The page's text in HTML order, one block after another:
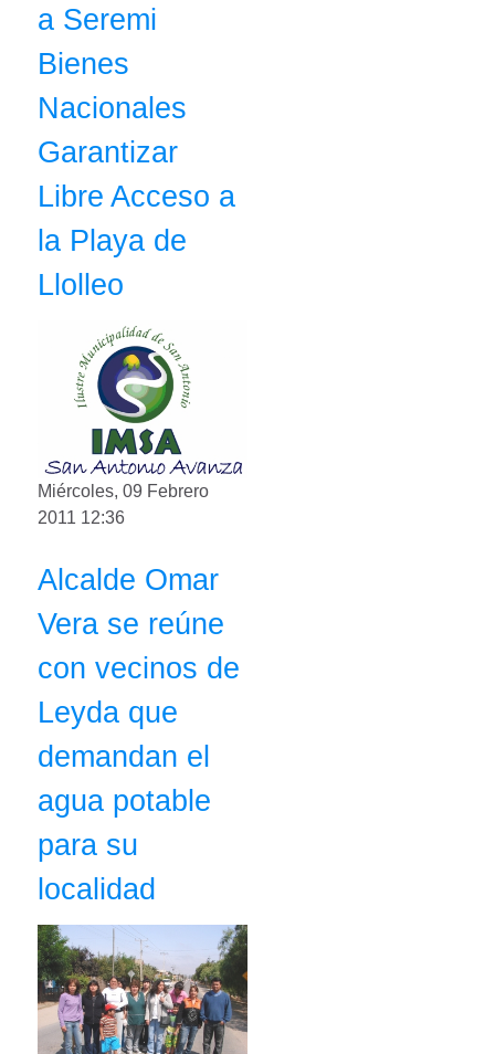
a Seremi
Bienes
Nacionales
Garantizar
Libre Acceso a
la Playa de
Llolleo
Miércoles, 09 Febrero
2011 12:36
Alcalde Omar
Vera se reúne
con vecinos de
Leyda que
demandan el
agua potable
para su
localidad